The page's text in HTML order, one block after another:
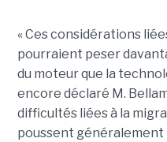
« Ces considérations
pourraient peser
du moteur que la
encore déclaré M.
difficultés liées à la
poussent